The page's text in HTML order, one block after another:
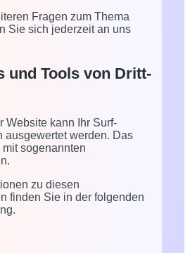
Fragen zum Thema
Sie sich jederzeit an uns
und Tools von Dritt­
Website kann Ihr Surf-
ausgewertet werden. Das
sogenannten
zu diesen
finden Sie in der folgenden